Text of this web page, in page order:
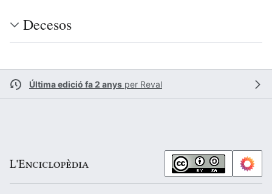
Decesos
Última edició fa 2 anys per Reval